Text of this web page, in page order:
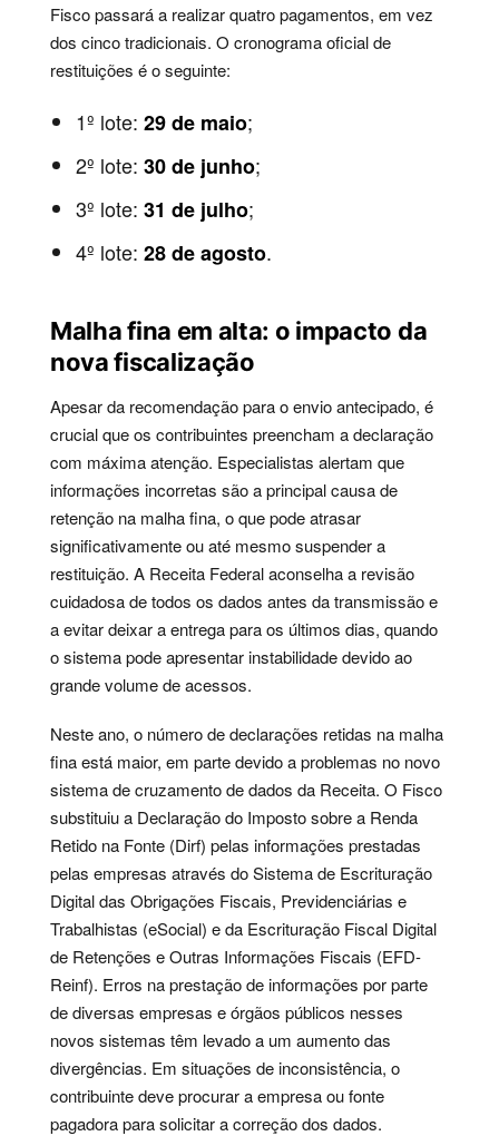
Fisco passará a realizar quatro pagamentos, em vez
dos cinco tradicionais. O cronograma oficial de
restituições é o seguinte:
1º lote: 29 de maio;
2º lote: 30 de junho;
3º lote: 31 de julho;
4º lote: 28 de agosto.
Malha fina em alta: o impacto da
nova fiscalização
Apesar da recomendação para o envio antecipado, é
crucial que os contribuintes preencham a declaração
com máxima atenção. Especialistas alertam que
informações incorretas são a principal causa de
retenção na malha fina, o que pode atrasar
significativamente ou até mesmo suspender a
restituição. A Receita Federal aconselha a revisão
cuidadosa de todos os dados antes da transmissão e
a evitar deixar a entrega para os últimos dias, quando
o sistema pode apresentar instabilidade devido ao
grande volume de acessos.
Neste ano, o número de declarações retidas na malha
fina está maior, em parte devido a problemas no novo
sistema de cruzamento de dados da Receita. O Fisco
substituiu a Declaração do Imposto sobre a Renda
Retido na Fonte (Dirf) pelas informações prestadas
pelas empresas através do Sistema de Escrituração
Digital das Obrigações Fiscais, Previdenciárias e
Trabalhistas (eSocial) e da Escrituração Fiscal Digital
de Retenções e Outras Informações Fiscais (EFD-
Reinf). Erros na prestação de informações por parte
de diversas empresas e órgãos públicos nesses
novos sistemas têm levado a um aumento das
divergências. Em situações de inconsistência, o
contribuinte deve procurar a empresa ou fonte
pagadora para solicitar a correção dos dados.